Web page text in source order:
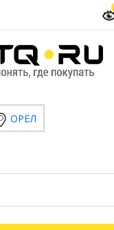
ОРЁЛ